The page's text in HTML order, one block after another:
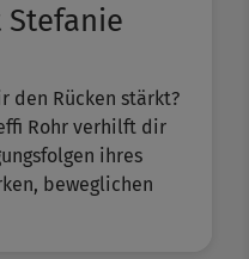
Stefanie
den Rücken stärkt?
Rohr verhilft dir
ihres
beweglichen